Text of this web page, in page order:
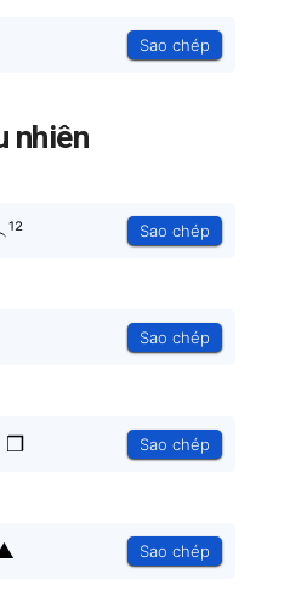
Sao chép
nhiên
Sao chép
Sao chép
Sao chép
Sao chép